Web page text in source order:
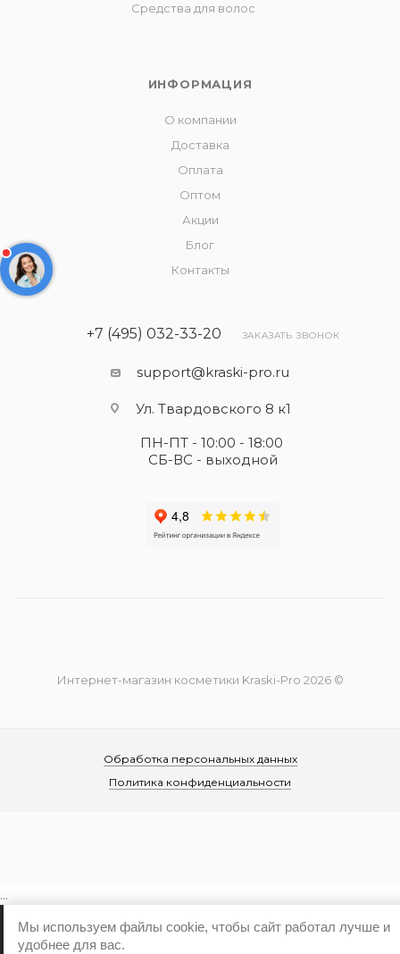
Средства для волос
ИНФОРМАЦИЯ
О компании
Доставка
Оплата
Оптом
Акции
Блог
Контакты
+7 (495) 032-33-20 ЗАКАЗАТЬ ЗВОНОК
support@kraski-pro.ru
Ул. Твардовского 8 к1
ПН-ПТ - 10:00 - 18:00
СБ-ВС - выходной
Интернет-магазин косметики Kraski-Pro 2026 ©
Обработка персональных данных
Политика конфиденциальности
...
Мы используем файлы cookie, чтобы сайт работал лучше и
удобнее для вас.